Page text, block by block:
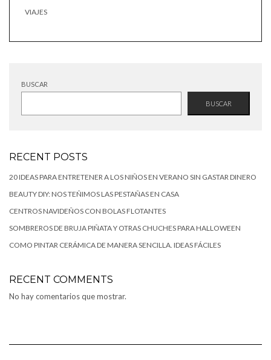
VIAJES
BUSCAR
BUSCAR
RECENT POSTS
20 IDEAS PARA ENTRETENER A LOS NIÑOS EN VERANO SIN GASTAR DINERO
BEAUTY DIY: NOS TEÑIMOS LAS PESTAÑAS EN CASA
CENTROS NAVIDEÑOS CON BOLAS FLOTANTES
SOMBREROS DE BRUJA PIÑATA Y OTRAS CHUCHES PARA HALLOWEEN
COMO PINTAR CERÁMICA DE MANERA SENCILLA. IDEAS FÁCILES
RECENT COMMENTS
No hay comentarios que mostrar.